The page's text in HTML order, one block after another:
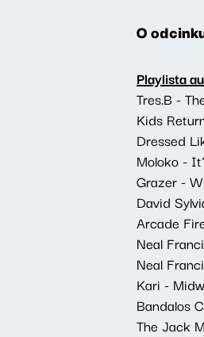
O
Playlista
Tres.B -
Kids
Dressed
Moloko -
Grazer -
David
Arcade
Neal
Neal
Kari -
Bandalos
The Jack